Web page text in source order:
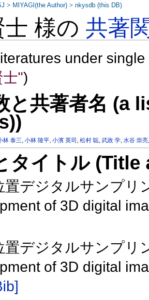
士 様の共著
under
士")
と共著者名 (a
林 泰三,小林 陵平,小濱 英司 ,松村 聡,武政 学,水谷 崇亮
タイトル
置デジタルサンプリ
of 3D digital
置デジタルサンプリ
of 3D digital
> MIYAGI(the Author) >nkysdb (this DB)